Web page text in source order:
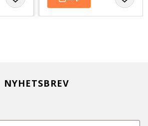
NYHETSBREV